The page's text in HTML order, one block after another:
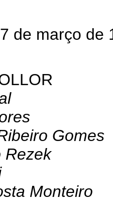
março de
Gomes
Rezek
Monteiro